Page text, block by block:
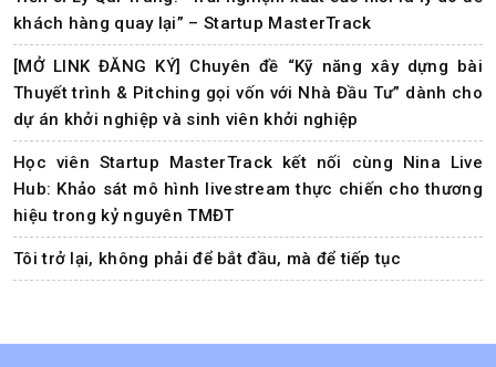
khách hàng quay lại” – Startup MasterTrack
[MỞ LINK ĐĂNG KÝ] Chuyên đề “Kỹ năng xây dựng bài
Thuyết trình & Pitching gọi vốn với Nhà Đầu Tư” dành cho
dự án khởi nghiệp và sinh viên khởi nghiệp
Học viên Startup MasterTrack kết nối cùng Nina Live
Hub: Khảo sát mô hình livestream thực chiến cho thương
hiệu trong kỷ nguyên TMĐT
Tôi trở lại, không phải để bắt đầu, mà để tiếp tục